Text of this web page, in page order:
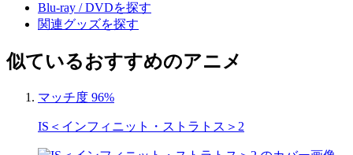
Blu-ray / DVDを探す
関連グッズを探す
似ているおすすめのアニメ
マッチ度 96%
IS＜インフィニット・ストラトス＞2